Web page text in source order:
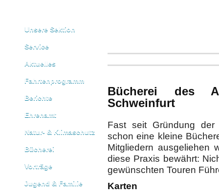
Unsere Sektion
Service
Aktuelles
Fahrtenprogramm
Berichte
Ehrenamt
Natur- & Klimaschutz
Bücherei
Vorträge
Jugend & Familie
Bücherei des
Schweinfurt
Fast seit Gründung
schon eine kleine
Mitgliedern ausgeliehen
diese Praxis bewährt:
gewünschten Touren
Karten